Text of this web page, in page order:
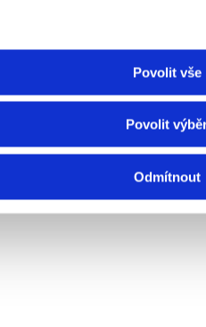
Povolit vše
Povolit
Odmítnout